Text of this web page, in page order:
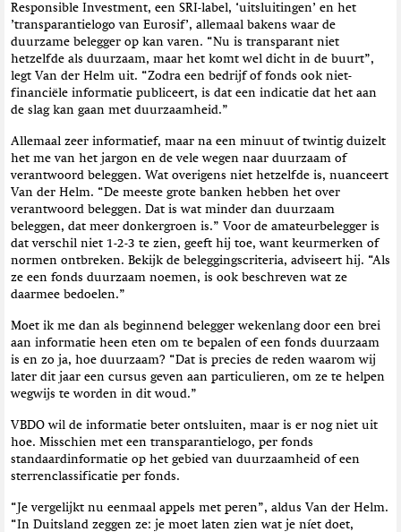
Responsible Investment, een SRI-label, ‘uitsluitingen’ en het
’transparantielogo van Eurosif’, allemaal bakens waar de
duurzame belegger op kan varen. “Nu is transparant niet
hetzelfde als duurzaam, maar het komt wel dicht in de buurt”,
legt Van der Helm uit. “Zodra een bedrijf of fonds ook niet-
financiële informatie publiceert, is dat een indicatie dat het aan
de slag kan gaan met duurzaamheid.”
Allemaal zeer informatief, maar na een minuut of twintig duizelt
het me van het jargon en de vele wegen naar duurzaam of
verantwoord beleggen. Wat overigens niet hetzelfde is, nuanceert
Van der Helm. “De meeste grote banken hebben het over
verantwoord beleggen. Dat is wat minder dan duurzaam
beleggen, dat meer donkergroen is.” Voor de amateurbelegger is
dat verschil niet 1-2-3 te zien, geeft hij toe, want keurmerken of
normen ontbreken. Bekijk de beleggingscriteria, adviseert hij. “Als
ze een fonds duurzaam noemen, is ook beschreven wat ze
daarmee bedoelen.”
Moet ik me dan als beginnend belegger wekenlang door een brei
aan informatie heen eten om te bepalen of een fonds duurzaam
is en zo ja, hoe duurzaam? “Dat is precies de reden waarom wij
later dit jaar een cursus geven aan particulieren, om ze te helpen
wegwijs te worden in dit woud.”
VBDO wil de informatie beter ontsluiten, maar is er nog niet uit
hoe. Misschien met een transparantielogo, per fonds
standaardinformatie op het gebied van duurzaamheid of een
sterrenclassificatie per fonds.
“Je vergelijkt nu eenmaal appels met peren”, aldus Van der Helm.
“In Duitsland zeggen ze: je moet laten zien wat je níet doet,